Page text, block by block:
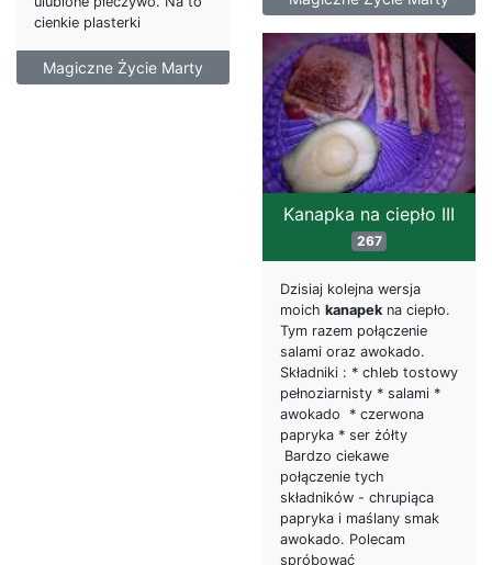
cienkie plasterki
Magiczne Życie Marty
Kanapka na ciepło III
267
Dzisiaj kolejna wersja
moich kanapekna ciepło.
Tym razem połączenie
salami oraz awokado.
Składniki : * chleb tostowy
pełnoziarnisty * salami *
awokado * czerwona
papryka * ser żółty
Bardzo ciekawe
połączenie tych
składników - chrupiąca
papryka i maślany smak
awokado. Polecam
spróbować